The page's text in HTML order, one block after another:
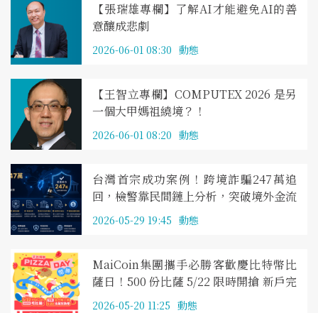
【張瑞雄專欄】了解AI才能避免AI的善
意釀成悲劇
2026-06-01 08:30 動態
【王智立專欄】COMPUTEX 2026 是另
一個大甲媽祖繞境？！
2026-06-01 08:20 動態
台灣首宗成功案例！跨境詐騙247萬追
回，檢警靠民間鏈上分析，突破境外金流
困局
2026-05-29 19:45 動態
MaiCoin集團攜手必勝客歡慶比特幣比
薩日！500 份比薩 5/22 限時開搶 新戶完
成指定任務再送 MAX Token
2026-05-20 11:25 動態